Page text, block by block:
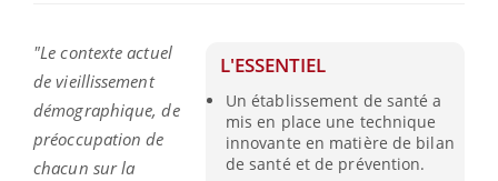
L'ESSENTIEL
Un établissement de santé a
mis en place une technique
innovante en matière de bilan
de santé et de prévention.
"Le contexte actuel
de vieillissement
démographique, de
préoccupation de
chacun sur la